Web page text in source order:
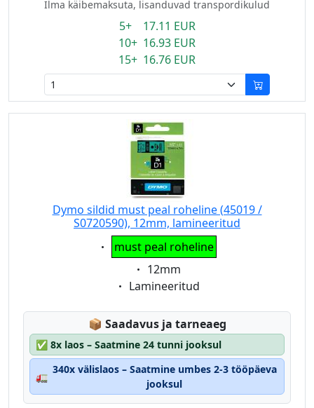
Ilma käibemaksuta, lisanduvad transpordikulud
5+ 17.11 EUR
10+ 16.93 EUR
15+ 16.76 EUR
Dymo sildid must peal roheline (45019 /
S0720590), 12mm, lamineeritud
Eigenschaft:
must peal roheline
Eigenschaft:
12mm
Eigenschaft:
Lamineeritud
📦 Lagerstatus:
Saadavus ja tarneaeg
✅ 8x laos – Saatmine 24 tunni jooksul
🚛
340x välislaos – Saatmine umbes 2-3 tööpäeva
jooksul